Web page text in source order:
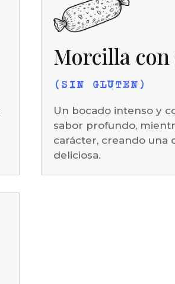
Morcilla con
(SIN GLUTEN)
Un bocado intenso y
sabor profundo,
carácter, creando una
deliciosa.